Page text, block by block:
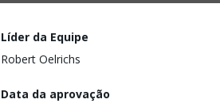
Líder da Equipe
Robert Oelrichs
Data da aprovação